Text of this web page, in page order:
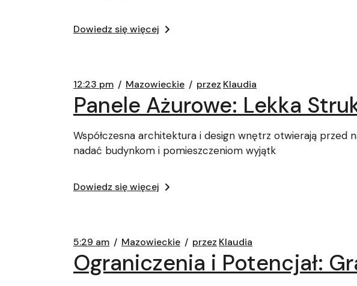
Dowiedz się więcej
12:23 pm Mazowieckie przez Klaudia
Panele Ażurowe: Lekka
Współczesna architektura i design wnętrz otwierają przed
nadać budynkom i pomieszczeniom wyjątk
Dowiedz się więcej
5:29 am Mazowieckie przez Klaudia
Ograniczenia i Potencjał: